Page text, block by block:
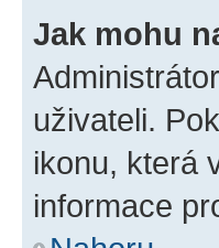
Jak mohu
uživateli.
ikonu, která
informace